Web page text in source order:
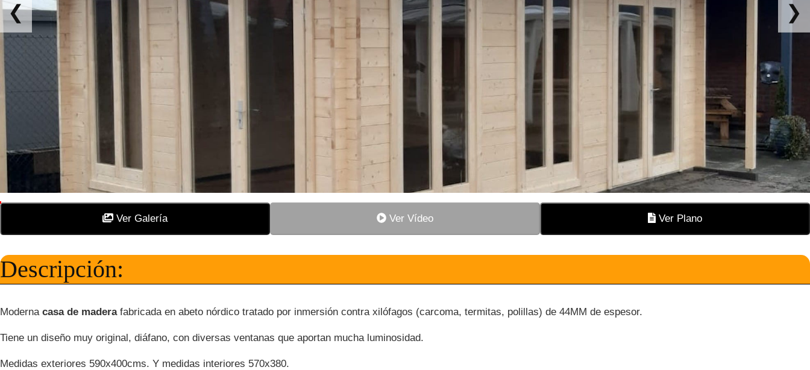
❮ ❯
Ver Galería Ver Vídeo Ver Plano
Descripción:
Moderna casa de maderafabricada en abeto nórdico tratado por inmersión contra xilófagos (carcoma, termitas, polillas) de 44MM de espesor.
Tiene un diseño muy original, diáfano, con diversas ventanas que aportan mucha luminosidad.
Medidas exteriores 590x400cms. Y medidas interiores 570x380.